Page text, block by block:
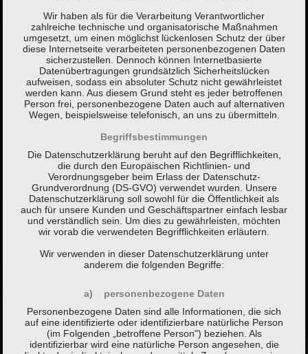
Wir haben als für die Verarbeitung Verantwortlicher
zahlreiche technische und organisatorische Maßnahmen
umgesetzt, um einen möglichst lückenlosen Schutz der über
diese Internetseite verarbeiteten personenbezogenen Daten
sicherzustellen. Dennoch können Internetbasierte
Datenübertragungen grundsätzlich Sicherheitslücken
aufweisen, sodass ein absoluter Schutz nicht gewährleistet
werden kann. Aus diesem Grund steht es jeder betroffenen
Person frei, personenbezogene Daten auch auf alternativen
Wegen, beispielsweise telefonisch, an uns zu übermitteln.
Begriffsbestimmungen
Die Datenschutzerklärung beruht auf den Begrifflichkeiten,
die durch den Europäischen Richtlinien- und
Verordnungsgeber beim Erlass der Datenschutz-
Grundverordnung (DS-GVO) verwendet wurden. Unsere
Datenschutzerklärung soll sowohl für die Öffentlichkeit als
auch für unsere Kunden und Geschäftspartner einfach lesbar
und verständlich sein. Um dies zu gewährleisten, möchten
wir vorab die verwendeten Begrifflichkeiten erläutern.
Wir verwenden in dieser Datenschutzerklärung unter
anderem die folgenden Begriffe:
a) personenbezogene Daten
Personenbezogene Daten sind alle Informationen, die sich
auf eine identifizierte oder identifizierbare natürliche Person
(im Folgenden „betroffene Person") beziehen. Als
identifizierbar wird eine natürliche Person angesehen, die